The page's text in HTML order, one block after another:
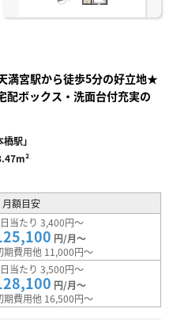
満宮駅から徒歩5分の好立地★
配ボックス・洗面台付充実の
駅」
月額目安
当たり 3,400円～
円/月～
期費用他 11,000円～
当たり 3,500円～
円/月～
期費用他 16,500円～